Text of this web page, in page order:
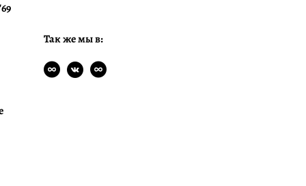
Так же мы в: